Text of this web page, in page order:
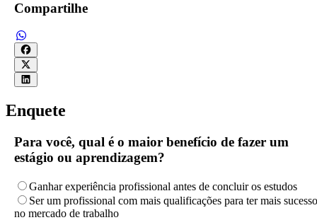
Compartilhe
Enquete
Para você, qual é o maior benefício de fazer um
estágio ou aprendizagem?
Ganhar experiência profissional antes de concluir os estudos
Ser um profissional com mais qualificações para ter mais sucesso
no mercado de trabalho